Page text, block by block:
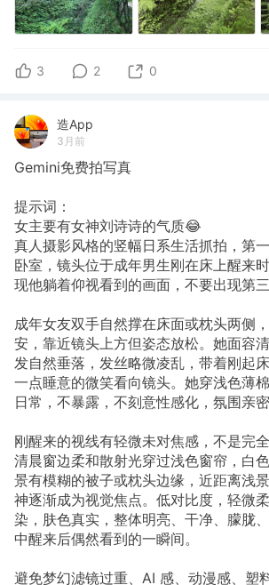
3 2 0
造App
3月前
Gemini免费拍写真
提示词：
女主要有女神刘诗诗的气质😂
真人摄影风格的竖幅日系生活抓拍，第
卧室，镜头位于成年男生刚在床上醒来
现他躺着仰视看到的画面，不要出现第三
成年女友双手自然撑在床面或枕头两侧
安，靠近镜头上方但姿态放松。她面容
发自然垂落，发丝略微凌乱，带着刚起
一点睡意的微笑看向镜头。她穿浅色薄
日常，不暴露，不刻意性感化，氛围亲密
刚醒来的视线有轻微未对焦感，不是完
清晨窗边柔和散射光穿过浅色窗帘，白
景有模糊的被子或枕头边缘，近距离浅
神逐渐成为视觉焦点。低对比度，轻微
染，肤色真实，整体明亮、干净、朦胧
中醒来后偶然看到的一瞬间。
避免梦幻滤镜过重、AI 感、动漫感、塑